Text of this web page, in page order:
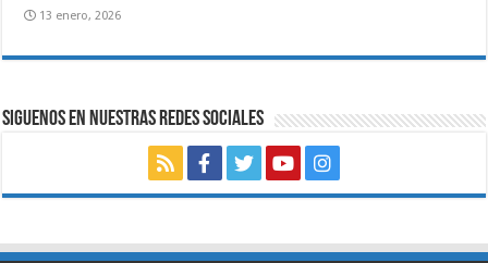
13 enero, 2026
SIGUENOS EN NUESTRAS REDES SOCIALES